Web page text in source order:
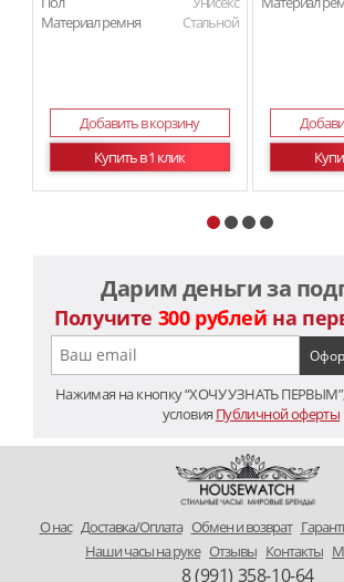
Материал ремня
Стальной
Добавить в корзину
Купить в 1 клик
Дарим деньги за
Получите 300 рублей на
Нажимая на кнопку “ХОЧУ УЗНАТЬ
условия Публичной оферты
O нас Доставка/Оплата Обмен и возврат
Наши часы на руке Отзывы Контакты
8 (991) 358-10-64